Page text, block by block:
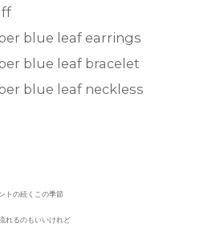
blue leaf earrings
blue leaf bracelet
blue leaf neckless
トの続くこの季節
れるのもいいけれど